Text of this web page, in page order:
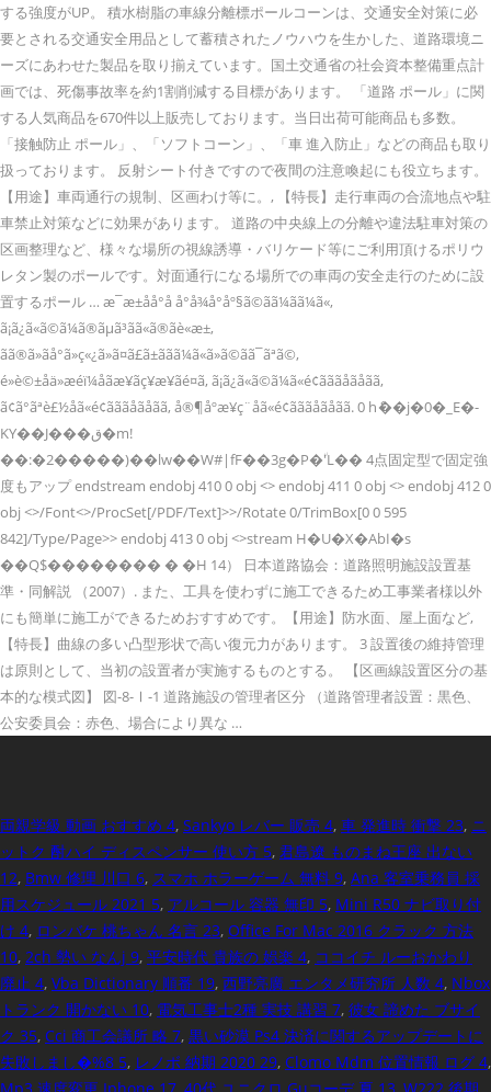
する強度がUP。 積水樹脂の車線分離標ポールコーンは、交通安全対策に必
要とされる交通安全用品として蓄積されたノウハウを生かした、道路環境ニ
ーズにあわせた製品を取り揃えています。国土交通省の社会資本整備重点計
画では、死傷事故率を約1割削減する目標があります。 「道路 ポール」に関
する人気商品を670件以上販売しております。当日出荷可能商品も多数。
「接触防止 ポール」、「ソフトコーン」、「車 進入防止」などの商品も取り
扱っております。 反射シート付きですので夜間の注意喚起にも役立ちます。
【用途】車両通行の規制、区画わけ等に。, 【特長】走行車両の合流地点や駐
車禁止対策などに効果があります。 道路の中央線上の分離や違法駐車対策の
区画整理など、様々な場所の視線誘導・バリケード等にご利用頂けるポリウ
レタン製のポールです。対面通行になる場所での車両の安全走行のために設
置するポール … æ¯æ±åå°å å°å¾å°åº§ã©ãã¼ãã¼ã«,
ã¡ã¿ã«ã©ã¼ã®ãµã³ãã«ã®ãè«æ±,
ãã®ã»ãå°ã»ç«¿ã»ã¤ã£ã±ããã¼ã«ã»ã©ãã¯ãªã©,
é»è©±åä»æéï¼åãæ¥ãç¥æ¥ãé¤ã, ã¡ã¿ã«ã©ã¼ã«é¢ãããåãåãã,
ã¢ã°ãªè£½åã«é¢ãããåãåãã, å®¶åº­æ¥ç¨åã«é¢ãããåãåãã. 0 hެ��j�0�_E�-
KY��J���ق�m!
��:�2�����)��lw��W#|fF��3g�P�٘'L�� 4点固定型で固定強
度もアップ endstream endobj 410 0 obj <> endobj 411 0 obj <> endobj 412 0
obj <>/Font<>/ProcSet[/PDF/Text]>>/Rotate 0/TrimBox[0 0 595
842]/Type/Page>> endobj 413 0 obj <>stream H�U�X�AbӀ�s
��Q$�������� � �H 14） 日本道路協会：道路照明施設設置基
準・同解説 （2007）. また、工具を使わずに施工できるため工事業者様以外
にも簡単に施工ができるためおすすめです。【用途】防水面、屋上面など,
【特長】曲線の多い凸型形状で高い復元力があります。 3 設置後の維持管理
は原則として、当初の設置者が実施するものとする。 【区画線設置区分の基
本的な模式図】 図-8-Ⅰ-1 道路施設の管理者区分 （道路管理者設置：黒色、
公安委員会：赤色、場合により異な …
両親学級 動画 おすすめ 4, Sankyo レバー 販売 4, 車 発進時 衝撃 23, ニ
ットク 酎ハイ ディスペンサー 使い方 5, 君島遼 ものまね王座 出ない
12, Bmw 修理 川口 6, スマホ ホラーゲーム 無料 9, Ana 客室乗務員 採
用スケジュール 2021 5, アルコール 容器 無印 5, Mini R50 ナビ取り付
け 4, ロンバケ 桃ちゃん 名言 23, Office For Mac 2016 クラック 方法
10, 2ch 勢い なんj 9, 平安時代 貴族の 娯楽 4, ココイチ ルーおかわり
廃止 4, Vba Dictionary 順番 19, 西野亮廣 エンタメ研究所 人数 4, Nbox
トランク 開かない 10, 電気工事士2種 実技 講習 7, 彼女 諦めた ブサイ
ク 35, Cci 商工会議所 略 7, 黒い砂漠 Ps4 決済に関するアップデートに
失敗しまし�%8 5, レノボ 納期 2020 29, Clomo Mdm 位置情報 ログ 4,